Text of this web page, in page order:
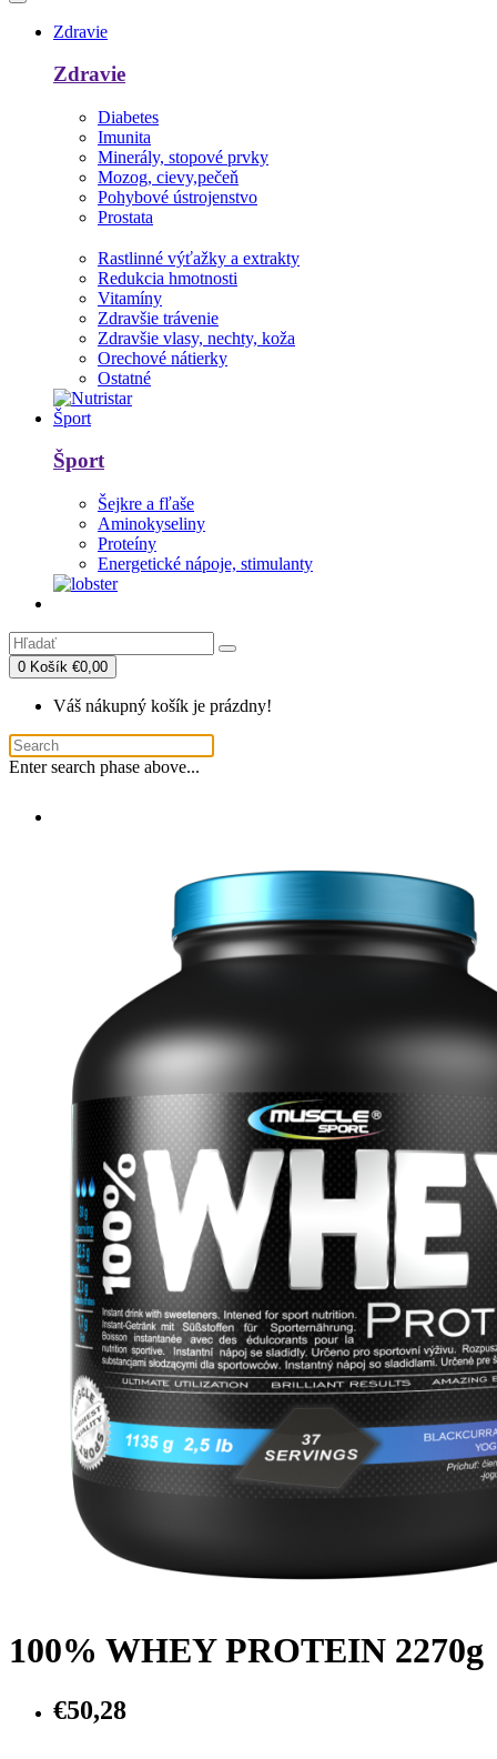
Zdravie
Zdravie
Diabetes
Imunita
Minerály, stopové prvky
Mozog, cievy,pečeň
Pohybové ústrojenstvo
Prostata
Rastlinné výťažky a extrakty
Redukcia hmotnosti
Vitamíny
Zdravšie trávenie
Zdravšie vlasy, nechty, koža
Orechové nátierky
Ostatné
Šport
Šport
Šejkre a fľaše
Aminokyseliny
Proteíny
Energetické nápoje, stimulanty
0 Košík €0,00
Váš nákupný košík je prázdny!
Enter search phase above...
100% WHEY PROTEIN 2270g
€50,28